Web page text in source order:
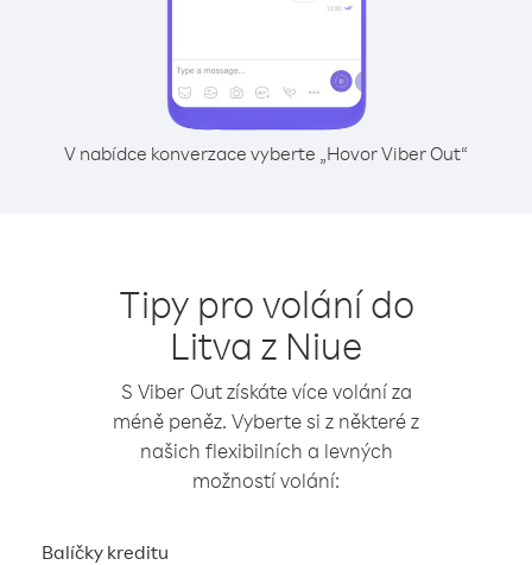
V nabídce konverzace vyberte „Hovor Viber Out“
Tipy pro volání do
Litva z Niue
S Viber Out získáte více volání za
méně peněz. Vyberte si z některé z
našich flexibilních a levných
možností volání:
Balíčky kreditu